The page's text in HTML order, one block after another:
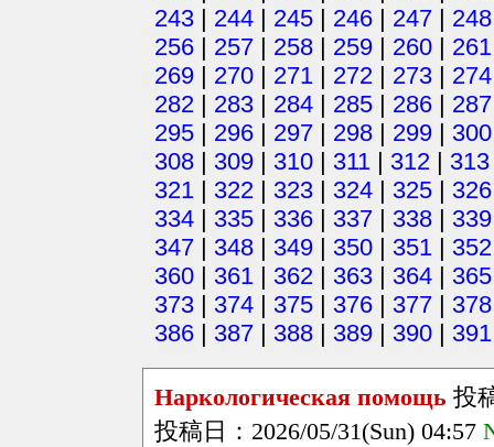
243 | 244 | 245 | 246 | 247 | 248
256 | 257 | 258 | 259 | 260 | 261
269 | 270 | 271 | 272 | 273 | 274
282 | 283 | 284 | 285 | 286 | 287
295 | 296 | 297 | 298 | 299 | 300
308 | 309 | 310 | 311 | 312 | 313
321 | 322 | 323 | 324 | 325 | 326
334 | 335 | 336 | 337 | 338 | 339
347 | 348 | 349 | 350 | 351 | 352
360 | 361 | 362 | 363 | 364 | 365
373 | 374 | 375 | 376 | 377 | 378
386 | 387 | 388 | 389 | 390 | 391
Наркологическая помощь 投
投稿日：2026/05/31(Sun) 04:57